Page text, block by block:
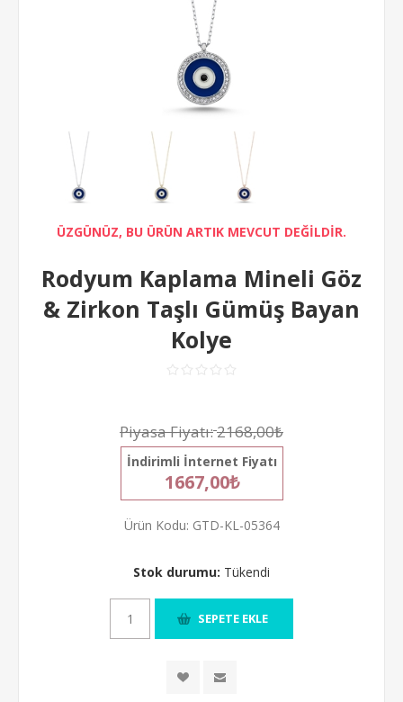
ÜZGÜNÜZ, BU ÜRÜN ARTIK MEVCUT DEĞİLDİR.
Rodyum Kaplama Mineli Göz
& Zirkon Taşlı Gümüş Bayan
Kolye
Piyasa Fiyatı:2168,00₺
İndirimli İnternet Fiyatı
1667,00₺
Ürün Kodu: GTD-KL-05364
Stok durumu: Tükendi